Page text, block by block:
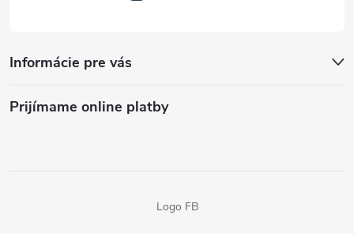
Informácie pre vás
Prijímame online platby
Logo FB